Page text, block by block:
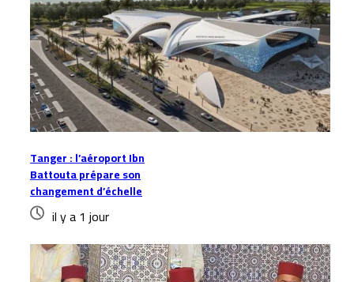
Tanger : l’aéroport Ibn
Battouta prépare son
changement d’échelle
il y a 1 jour